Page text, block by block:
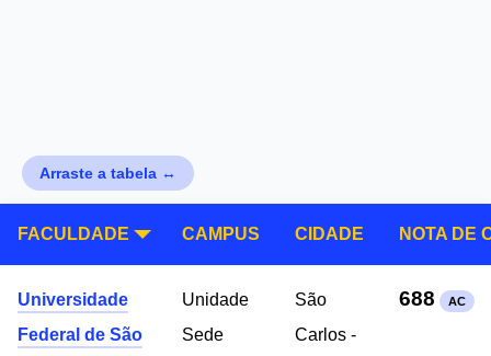
Arraste a tabela ↔
FACULDADE CAMPUS CIDADE NOTA DE
Universidade
Federal de São
Unidade
Sede
São
Carlos -
688 AC